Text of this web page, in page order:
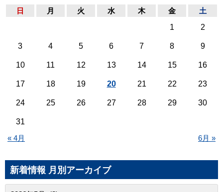
日
月 火 水 木 金
土
1
2
3 4 5 6 7 8 9
10 11 12 13 14 15 16
17 18 19 20 21 22 23
24 25 26 27 28 29 30
31
« 4月
6月 »
新着情報 月別アーカイブ